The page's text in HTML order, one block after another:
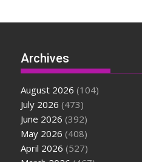
Archives
August 2026 (104)
July 2026 (473)
June 2026 (392)
May 2026 (408)
April 2026 (527)